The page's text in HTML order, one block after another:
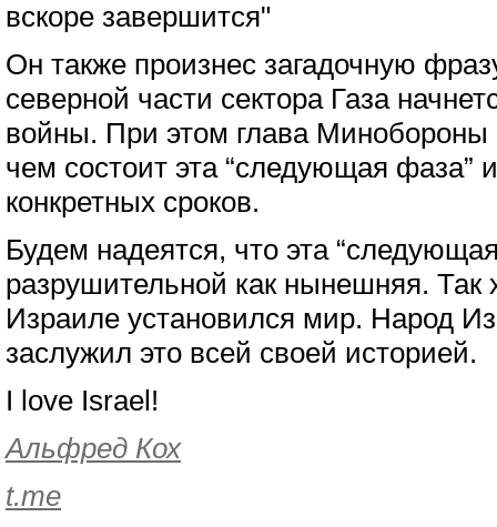
вскоре завершится"
Он также произнес загадочную
северной части сектора Газа
войны. При этом глава
чем состоит эта “следующая фаза”
конкретных сроков.
Будем надеятся, что эта
разрушительной как нынешняя. Так
Израиле установился мир. Народ
заслужил это всей своей историей.
I love Israel!
Альфред Кох
t.me